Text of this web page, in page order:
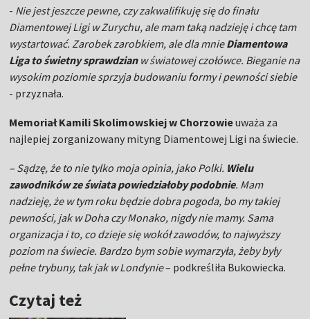
- Nie jest jeszcze pewne, czy zakwalifikuję się do finału
Diamentowej Ligi w Zurychu, ale mam taką nadzieję i chcę tam
wystartować. Zarobek zarobkiem, ale dla mnieDiamentowa
Liga to świetny sprawdzianw światowej czołówce. Bieganie na
wysokim poziomie sprzyja budowaniu formy i pewności siebie
- przyznała.
Memoriał Kamili Skolimowskiej w Chorzowieuważa za
najlepiej zorganizowany mityng Diamentowej Ligi na świecie.
– Sądzę, że to nie tylko moja opinia, jako Polki. Wielu
zawodników ze świata powiedziałoby podobnie. Mam
nadzieję, że w tym roku będzie dobra pogoda, bo my takiej
pewności, jak w Doha czy Monako, nigdy nie mamy. Sama
organizacja i to, co dzieje się wokół zawodów, to najwyższy
poziom na świecie. Bardzo bym sobie wymarzyła, żeby były
pełne trybuny, tak jak w Londynie– podkreśliła Bukowiecka.
Czytaj też